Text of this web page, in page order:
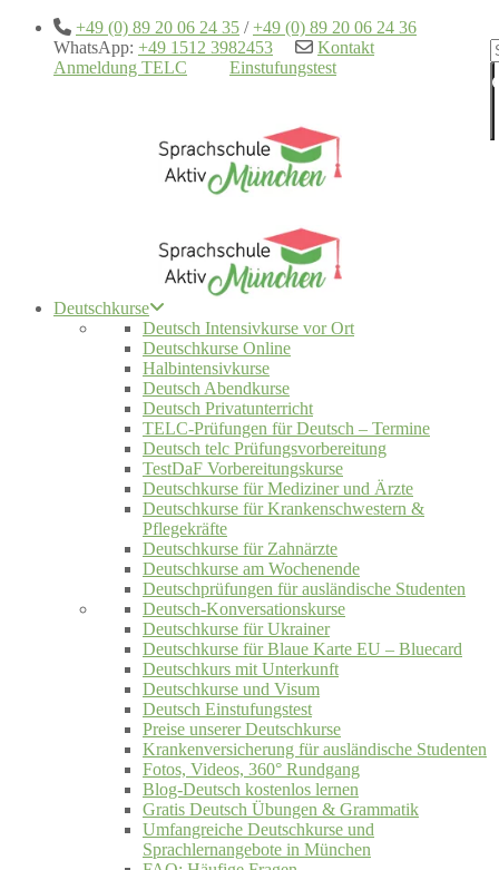
+49 (0) 89 20 06 24 35 /+49 (0) 89 20 06 24 36
WhatsApp: +49 1512 3982453
Kontakt
Anmeldung TELC
Einstufungstest
Deutschkurse
Deutsch Intensivkurse vor Ort
Deutschkurse Online
Halbintensivkurse
Deutsch Abendkurse
Deutsch Privatunterricht
TELC-Prüfungen für Deutsch – Termine
Deutsch telc Prüfungsvorbereitung
TestDaF Vorbereitungskurse
Deutschkurse für Mediziner und Ärzte
Deutschkurse für Krankenschwestern &
Pflegekräfte
Deutschkurse für Zahnärzte
Deutschkurse am Wochenende
Deutschprüfungen für ausländische Studenten
Deutsch-Konversationskurse
Deutschkurse für Ukrainer
Deutschkurse für Blaue Karte EU – Bluecard
Deutschkurs mit Unterkunft
Deutschkurse und Visum
Deutsch Einstufungstest
Preise unserer Deutschkurse
Krankenversicherung für ausländische Studenten
Fotos, Videos, 360° Rundgang
Blog-Deutsch kostenlos lernen
Gratis Deutsch Übungen & Grammatik
Umfangreiche Deutschkurse und
Sprachlernangebote in München